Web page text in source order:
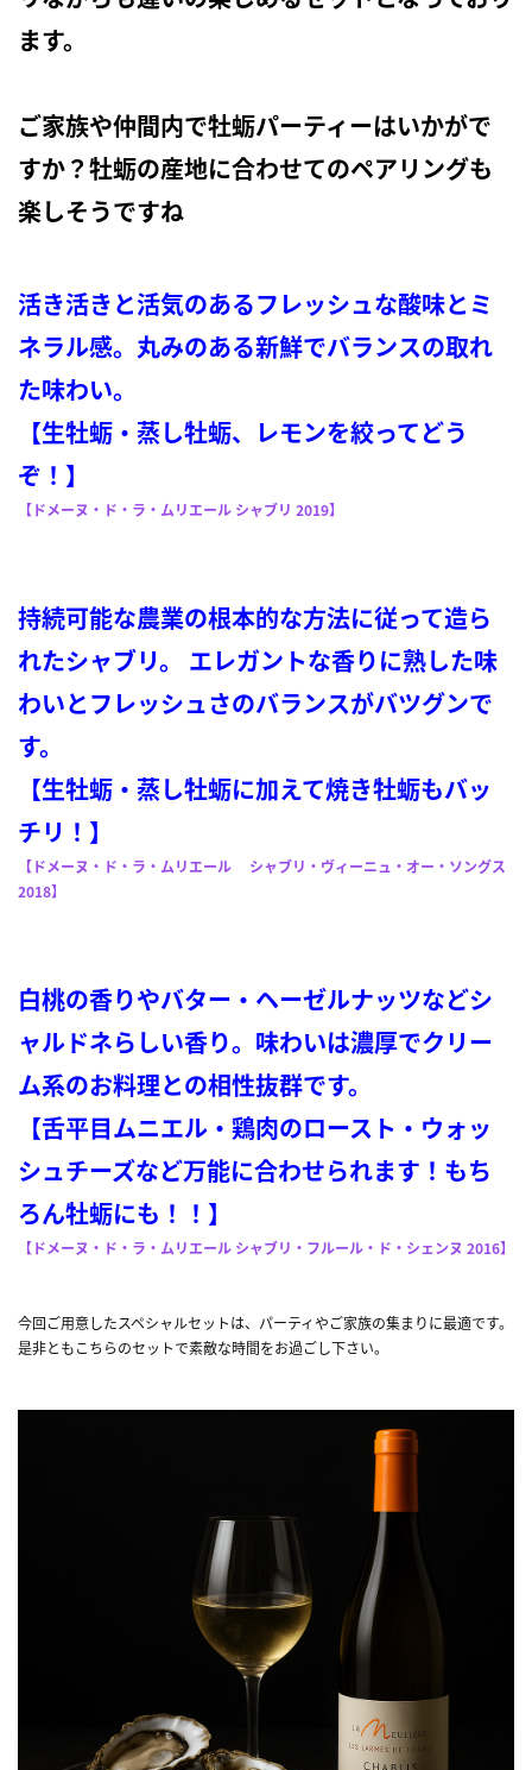
ます。
ご家族や仲間内で牡蛎パーティーはいかがで
すか？牡蛎の産地に合わせてのペアリングも
楽しそうですね
活き活きと活気のあるフレッシュな酸味とミ
ネラル感。丸みのある新鮮でバランスの取れ
た味わい。
【生牡蛎・蒸し牡蛎、レモンを絞ってどう
ぞ！】
【ドメーヌ・ド・ラ・ムリエール シャブリ 2019】
持続可能な農業の根本的な方法に従って造ら
れたシャブリ。 エレガントな香りに熟した味
わいとフレッシュさのバランスがバツグンで
す。
【生牡蛎・蒸し牡蛎に加えて焼き牡蛎もバッ
チリ！】
【ドメーヌ・ド・ラ・ムリエール シャブリ・ヴィーニュ・オー・ソングス
2018】
白桃の香りやバター・ヘーゼルナッツなどシ
ャルドネらしい香り。味わいは濃厚でクリー
ム系のお料理との相性抜群です。
【舌平目ムニエル・鶏肉のロースト・ウォッ
シュチーズなど万能に合わせられます！もち
ろん牡蛎にも！！】
【ドメーヌ・ド・ラ・ムリエール シャブリ・フルール・ド・シェンヌ 2016】
今回ご用意したスペシャルセットは、パーティやご家族の集まりに最適です。
是非ともこちらのセットで素敵な時間をお過ごし下さい。